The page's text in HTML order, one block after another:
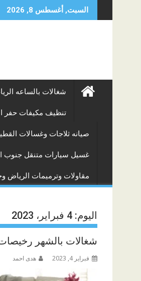
to
السبت, أغسطس 8, 2026
شغالات بالساعه
تنظيف مكيفات حفر
صيانه ثلاجات وغسالات
غسيل سيارات متنقل جنوب
مقاولات وترميمات الرياض
اليوم: 4 فبراير، 2023
شغالات بالشهر رخيصات بالدمام
فبراير 4, 2023 هدى احمد